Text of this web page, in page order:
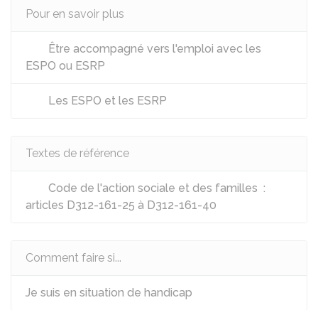
Pour en savoir plus
Être accompagné vers l'emploi avec les
ESPO ou ESRP
Les ESPO et les ESRP
Textes de référence
Code de l'action sociale et des familles :
articles D312-161-25 à D312-161-40
Comment faire si...
Je suis en situation de handicap